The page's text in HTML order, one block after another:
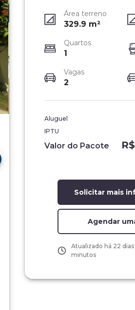
Área terreno
329.9 m²
Quartos
1
Vagas
2
Aluguel
IPTU
Valor do Pacote
Solicitar mais
Agendar
Atualizado há 22 dias
minutos